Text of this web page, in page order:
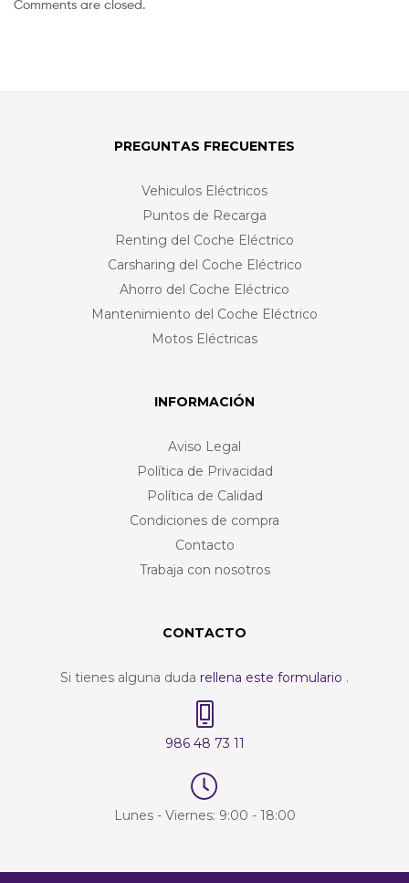
Comments are closed.
PREGUNTAS FRECUENTES
Vehiculos Eléctricos
Puntos de Recarga
Renting del Coche Eléctrico
Carsharing del Coche Eléctrico
Ahorro del Coche Eléctrico
Mantenimiento del Coche Eléctrico
Motos Eléctricas
INFORMACIÓN
Aviso Legal
Política de Privacidad
Política de Calidad
Condiciones de compra
Contacto
Trabaja con nosotros
CONTACTO
Si tienes alguna duda rellena este formulario .
986 48 73 11
Lunes - Viernes: 9:00 - 18:00